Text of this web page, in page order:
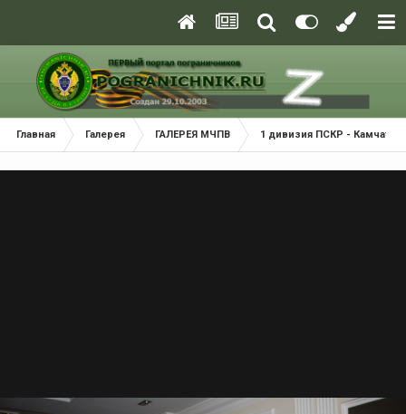
Главная Галерея ГАЛЕРЕЯ МЧПВ 1 дивизия ПСКР - Камчатка